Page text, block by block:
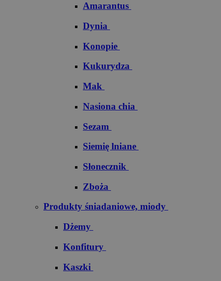
Amarantus
Dynia
Konopie
Kukurydza
Mak
Nasiona chia
Sezam
Siemię lniane
Słonecznik
Zboża
Produkty śniadaniowe, miody
Dżemy
Konfitury
Kaszki